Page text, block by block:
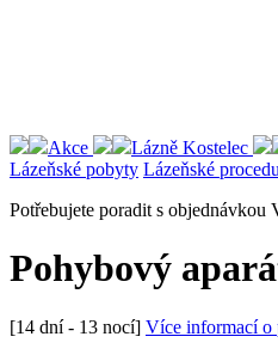
Akce Lázně Kostelec
Lázeňské pobyty Lázeňské
Potřebujete poradit s objednávkou
Pohybový
[14 dní - 13 nocí] Více informací o